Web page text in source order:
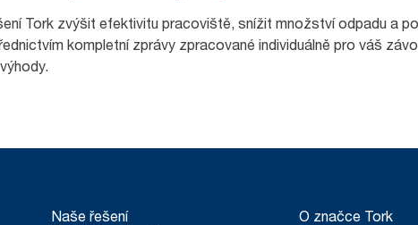
Tork zvýšit efektivitu pracoviště, snížit množství odpadu a
kompletní zprávy zpracované individuálně pro váš
Naše řešení O značce Tork